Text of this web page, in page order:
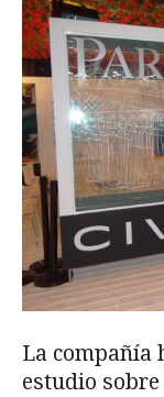
La compañía
estudio